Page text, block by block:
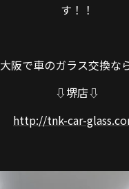
す！！
大阪で車のガラス交換な
⇩堺店⇩
http://tnk-car-